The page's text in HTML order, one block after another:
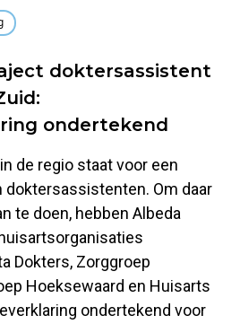
doktersassistent
ondertekend
de regio staat voor een
doktersassistenten. Om daar
te doen, hebben Albeda
Dokters, Zorggroep
Hoeksewaard en Huisarts
ondertekend voor